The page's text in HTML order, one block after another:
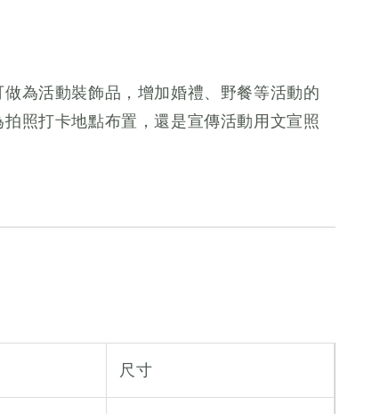
為活動裝飾品，增加婚禮、野餐等活動的
照打卡地點布置，還是宣傳活動用文宣照
尺寸